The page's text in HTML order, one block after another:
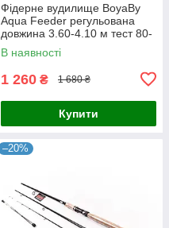
Фідерне вудилище BoyaBy
Aqua Feeder регульована
довжина 3.60-4.10 м тест 80-
200 г фідер вудка для лову
риби
В наявності
1 260 ₴ 1 680 ₴
Купити
–20%